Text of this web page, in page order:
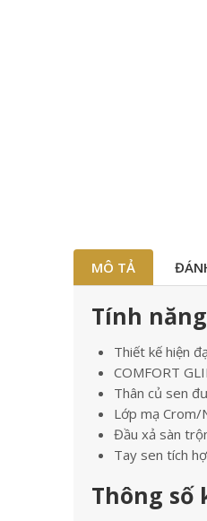
MÔ TẢ
Tính năng
Thiết kế hiện
COMFORT
Thân củ sen
Lớp mạ Crom/
Đầu xả sàn
Tay sen tích
Thông số